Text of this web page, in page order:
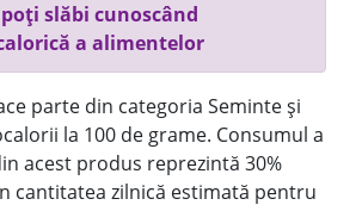
slăbi cunoscând
a alimentelor
parte din categoria Seminte și
la 100 de grame. Consumul a
acest produs reprezintă 30%
cantitatea zilnică estimată pentru